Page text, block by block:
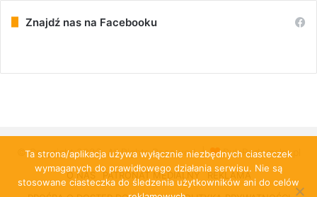
Znajdź nas na Facebooku
© Copyright 2026, All Rights Reserved | PulsRadomska.pl
O NAS PATRONAT MEDIALNY
REKLAMA
Ta strona/aplikacja używa wyłącznie niezbędnych ciasteczek
wymaganych do prawidłowego działania serwisu. Nie są
stosowane ciasteczka do śledzenia użytkowników ani do celów